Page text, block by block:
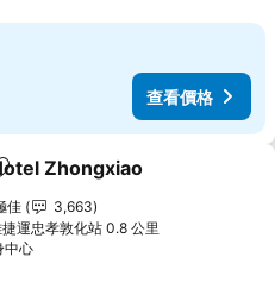
查看價格
到收藏夾
Zhongxiao
佳
3,663
運忠孝敦化站 0.8 公里
中心查看價格